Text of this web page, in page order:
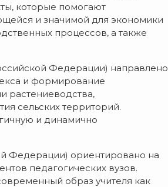
которые помогают
и значимой для экономики
процессов, а также
Федерации) направлено
и формирование
растениеводства,
сельских территорий.
и динамично
Федерации) ориентировано на
педагогических вузов.
образ учителя как